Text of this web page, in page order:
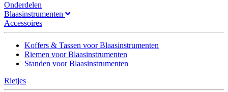
Onderdelen
Blaasinstrumenten
Accessoires
Koffers & Tassen voor Blaasinstrumenten
Riemen voor Blaasinstrumenten
Standen voor Blaasinstrumenten
Rietjes